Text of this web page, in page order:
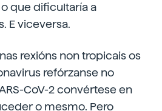
que dificultaría a
E viceversa.
rexións non tropicais os
refórzanse no
CoV-2 convértese en
o mesmo. Pero